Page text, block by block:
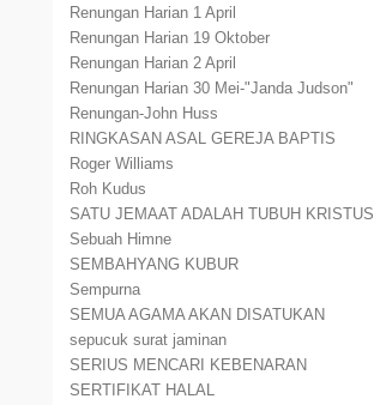
Renungan Harian 1 April
Renungan Harian 19 Oktober
Renungan Harian 2 April
Renungan Harian 30 Mei-"Janda Judson"
Renungan-John Huss
RINGKASAN ASAL GEREJA BAPTIS
Roger Williams
Roh Kudus
SATU JEMAAT ADALAH TUBUH KRISTUS
Sebuah Himne
SEMBAHYANG KUBUR
Sempurna
SEMUA AGAMA AKAN DISATUKAN
sepucuk surat jaminan
SERIUS MENCARI KEBENARAN
SERTIFIKAT HALAL